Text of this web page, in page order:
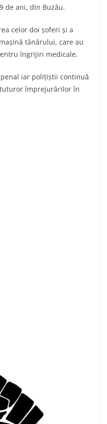
de ani, din Buzău.
celor doi șoferi și a
tânărului, care au
îngrijiri medicale.
iar polițiștii continuă
împrejurărilor în